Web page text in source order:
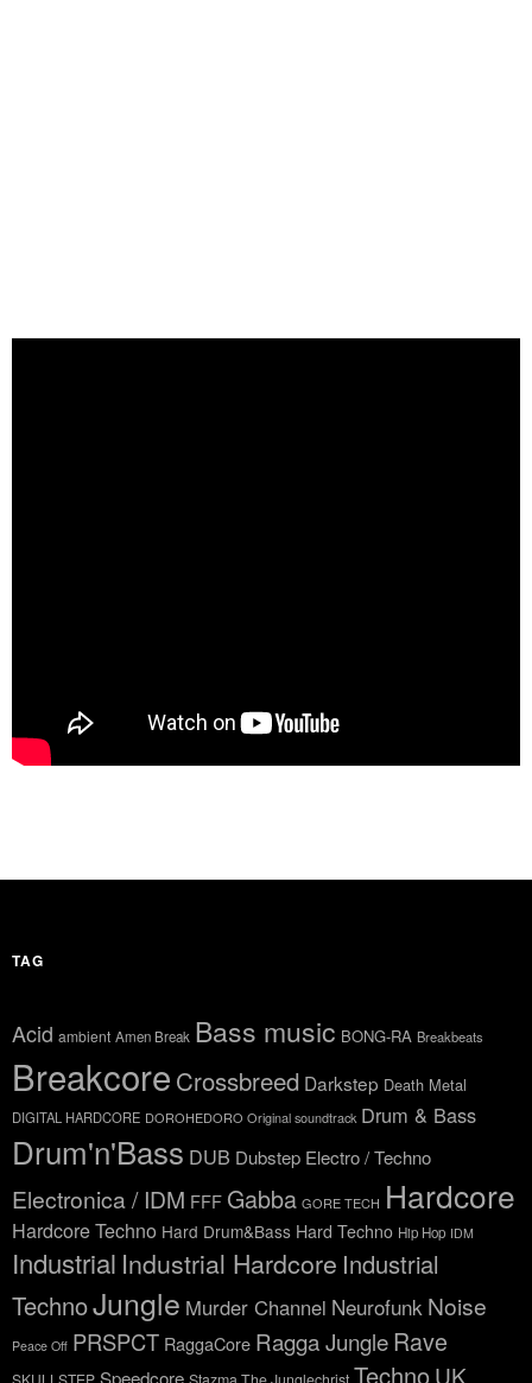
TAG
Acid ambient Amen Break Bass music BONG-RA Breakbeats
Breakcore Crossbreed Darkstep Death Metal
DIGITAL HARDCORE DOROHEDORO Original soundtrack Drum & Bass
Drum'n'Bass DUB Dubstep Electro / Techno
Electronica / IDM FFF Gabba GORE TECH Hardcore
Hardcore Techno Hard Drum&Bass Hard Techno Hip Hop IDM
Industrial Industrial Hardcore Industrial
TechnoJungle Murder Channel Neurofunk Noise
Peace Off PRSPCT RaggaCore Ragga JungleRave
SKULLSTEP Speedcore TechnoUK